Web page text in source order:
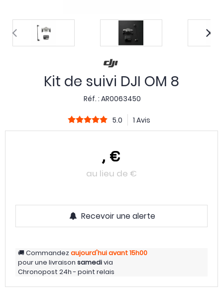
Kit de suivi DJI OM 8
Réf. : AR0063450
5.0 1 Avis
, €
au lieu de €
Recevoir une alerte
Commandezaujourd'huiavant 15h00
pour une livraison samedivia
Chronopost 24h - point relais